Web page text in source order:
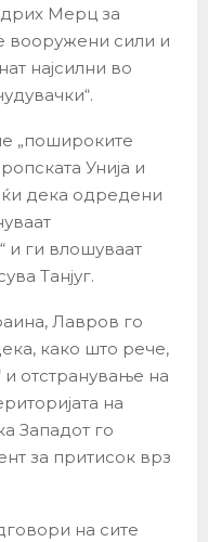
Мерц за
вооружени сили и
најсилни во
„пошироките
Унија и
дека одредени
и ги влошуваат
Танјуг.
Лавров го
како што рече,
и отстранување на
на
Западот го
за притисок врз
на сите